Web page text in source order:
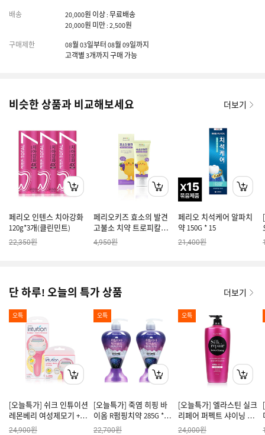
배송
20,000원 이상 : 무료배송
20,000원 미만 : 2,500원
구매제한
08월 03일부터 08월 09일까지
고객별 3개까지 구매 가능
비슷한 상품과 비교해보세요 더보기
페리오 인텐스 치아강화
120g*3개(클린민트)
22,350원
페리오키즈 효소의 발견
고불소 치약 트로피칼민
트 80g
4,950원
페리오 치석케어 알파치
약 150G * 15
21,400원
단 하루! 오늘의 특가 상품 더보기
오특
[오늘특가] 쉬크 인튜이션
레몬베리 여성제모기 + 날
5입
24,900원
오특
[오늘특가] 죽염 히핑 바
이옴 R펌핑치약 285G *2
개
22,700원
오특
[오늘특가] 엘라스틴 실크
리페어 퍼펙트 샤이닝 샴
24,000원